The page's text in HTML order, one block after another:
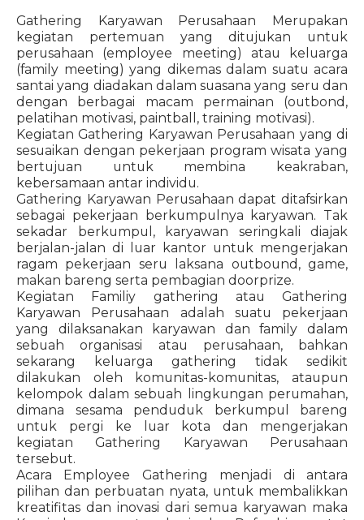
Gathering Karyawan Perusahaan Merupakan
kegiatan pertemuan yang ditujukan untuk
perusahaan (employee meeting) atau keluarga
(family meeting) yang dikemas dalam suatu acara
santai yang diadakan dalam suasana yang seru dan
dengan berbagai macam permainan (outbond,
pelatihan motivasi, paintball, training motivasi).
Kegiatan Gathering Karyawan Perusahaan yang di
sesuaikan dengan pekerjaan program wisata yang
bertujuan untuk membina keakraban,
kebersamaan antar individu.
Gathering Karyawan Perusahaan dapat ditafsirkan
sebagai pekerjaan berkumpulnya karyawan. Tak
sekadar berkumpul, karyawan seringkali diajak
berjalan-jalan di luar kantor untuk mengerjakan
ragam pekerjaan seru laksana outbound, game,
makan bareng serta pembagian doorprize.
Kegiatan Familiy gathering atau Gathering
Karyawan Perusahaan adalah suatu pekerjaan
yang dilaksanakan karyawan dan family dalam
sebuah organisasi atau perusahaan, bahkan
sekarang keluarga gathering tidak sedikit
dilakukan oleh komunitas-komunitas, ataupun
kelompok dalam sebuah lingkungan perumahan,
dimana sesama penduduk berkumpul bareng
untuk pergi ke luar kota dan mengerjakan
kegiatan Gathering Karyawan Perusahaan
tersebut.
Acara Employee Gathering menjadi di antara
pilihan dan perbuatan nyata, untuk membalikkan
kreatifitas dan inovasi dari semua karyawan maka